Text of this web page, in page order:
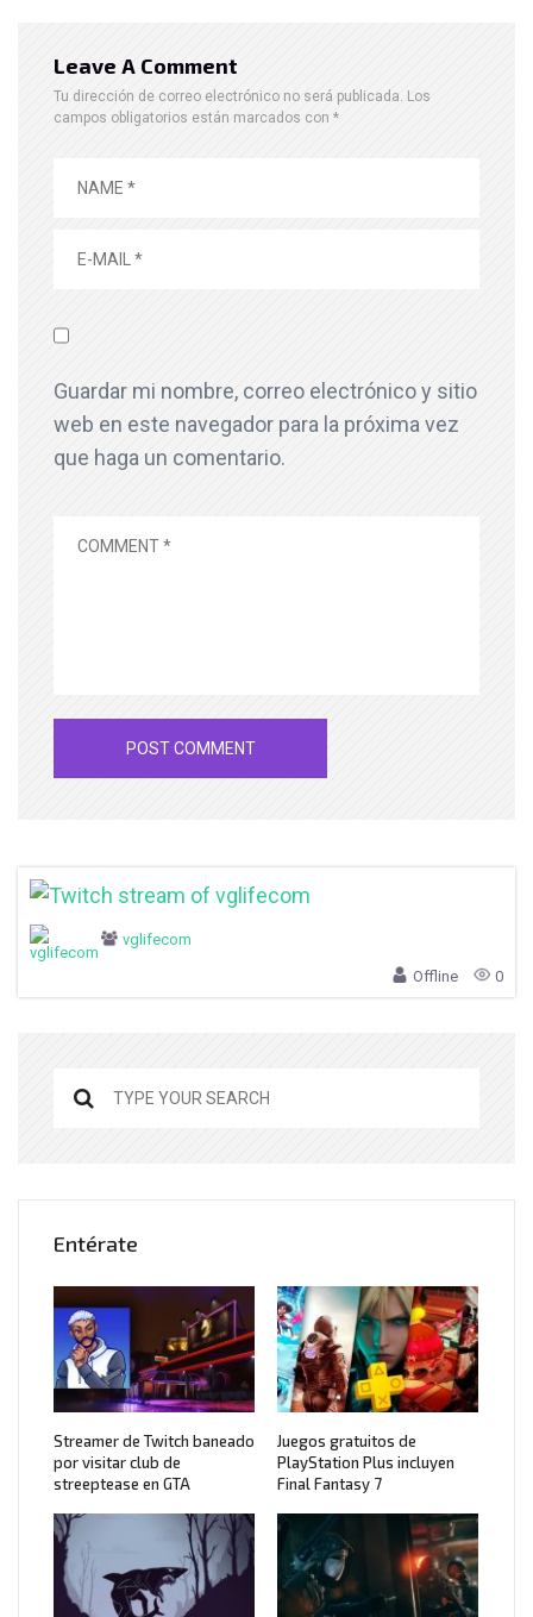
Leave A Comment
Tu dirección de correo electrónico no será publicada. Los
campos obligatorios están marcados con *
Guardar mi nombre, correo electrónico y sitio
web en este navegador para la próxima vez
que haga un comentario.
vglifecom
Offline 0
Entérate
Streamer de Twitch baneado
por visitar club de
streeptease en GTA
Juegos gratuitos de
PlayStation Plus incluyen
Final Fantasy 7